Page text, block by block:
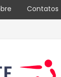
Contatos